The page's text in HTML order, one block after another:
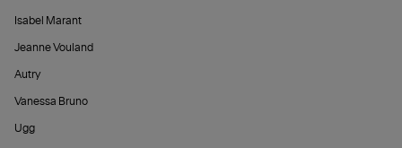
Isabel Marant
Jeanne Vouland
Autry
Vanessa Bruno
Ugg